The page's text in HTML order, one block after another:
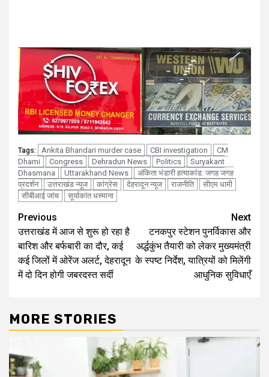
Tags: Ankita Bhandari murder case CBI investigation
CM
Dhami
Congress Dehradun News Politics
Suryakant
Dhasmana
Uttarakhand News
अंकिता भंडारी हत्याकांड: जगह जगह
प्रदर्शन
उत्तराखंड न्यूज कांग्रेस देहरादून न्यूज राजनीति
सीएम धामी
सीबीआई जांच
सूर्याकांत धस्माना
Continue
Reading
Previous
उत्तराखंड में आज से शुरू हो रहा है
बारिश और बर्फबारी का दौर, कई
कई जिलों में ओरेंज अलर्ट, देहरादून
में दो दिन होगी जबरदस्त सर्दी
Next
टनकपुर स्टेशन पुनर्विकास और
अर्द्धकुंभ तैयारी को लेकर मुख्यमंत्री
के स्पष्ट निर्देश, यात्रियों को मिलेंगी
आधुनिक सुविधाएँ
MORE STORIES